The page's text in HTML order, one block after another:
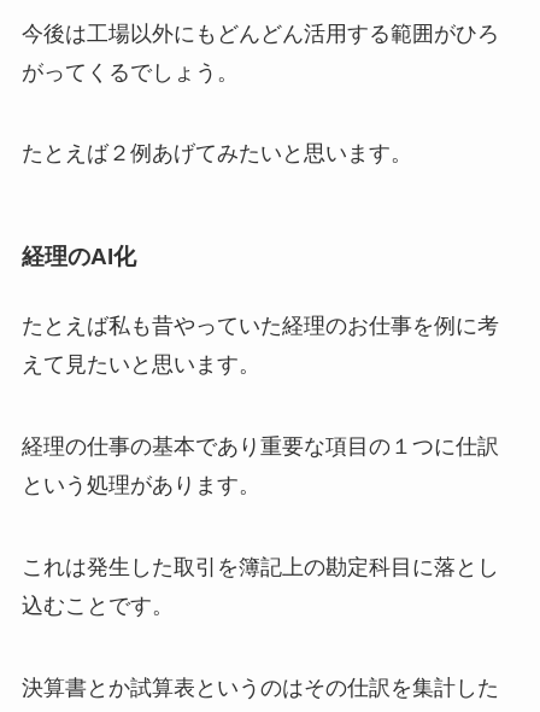
今後は工場以外にもどんどん活用する範囲がひろ
がってくるでしょう。
たとえば２例あげてみたいと思います。
経理のAI化
たとえば私も昔やっていた経理のお仕事を例に考
えて見たいと思います。
経理の仕事の基本であり重要な項目の１つに仕訳
という処理があります。
これは発生した取引を簿記上の勘定科目に落とし
込むことです。
決算書とか試算表というのはその仕訳を集計した